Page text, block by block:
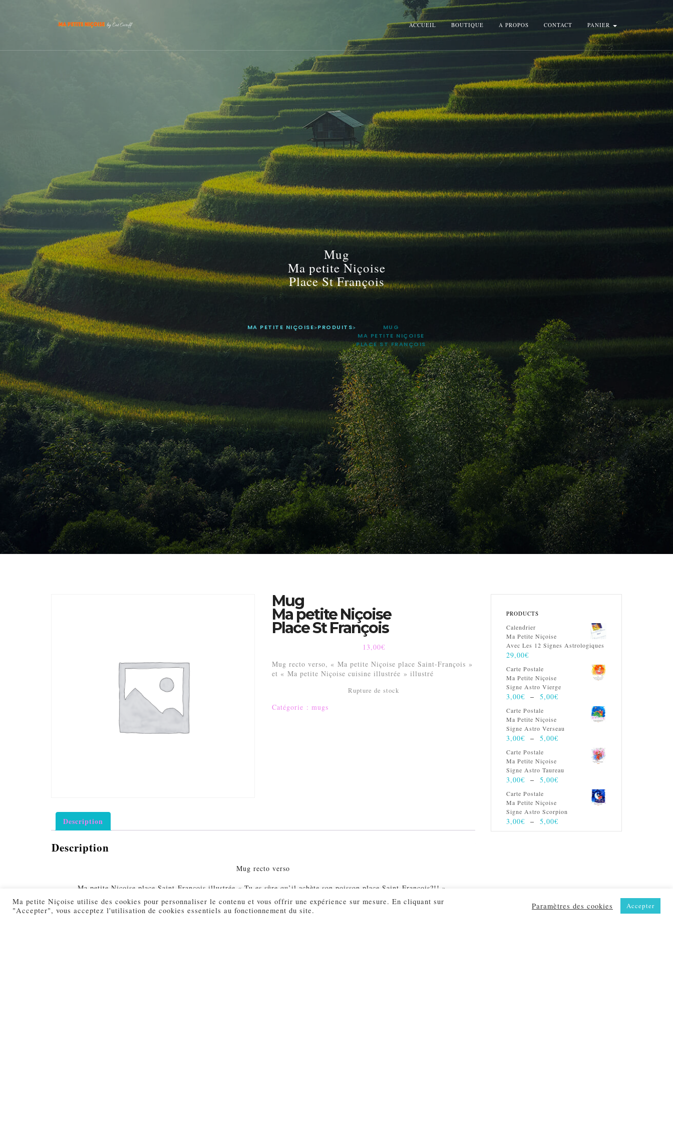
ACCUEIL BOUTIQUE A PROPOS CONTACT PANIER
Mug
Ma petite Niçoise
Place St François
MA PETITE NIÇOISE>PRODUITS>
MUG
MA PETITE NIÇOISE
PLACE ST FRANÇOIS
Mug
Ma petite Niçoise
Place St François
13,00€
Mug recto verso, « Ma petite Niçoise place Saint-François »
et « Ma petite Niçoise cuisine illustrée » illustré
Rupture de stock
Catégorie : mugs
Description
Description
Mug recto verso
Ma petite Niçoise place Saint-François illustrée « Tu es sûre qu’il achète son poisson place Saint-François?!! ».
Ma petite Niçoise cuisine illustrée « Il a voulu me cuisiner… Mais je n’ai pas lâché le morceau !! »
PRODUCTS
Calendrier
Ma Petite Niçoise
Avec Les 12 Signes Astrologiques
29,00€
Carte Postale
Ma Petite Niçoise
Signe Astro Vierge
3,00€ – 5,00€Plage
à
5,00€
Carte Postale
Ma Petite Niçoise
Signe Astro Verseau
3,00€ – 5,00€Plage
à
5,00€
Carte Postale
Ma Petite Niçoise
Signe Astro Taureau
3,00€ – 5,00€Plage
à
5,00€
Carte Postale
Ma Petite Niçoise
Signe Astro Scorpion
3,00€ – 5,00€Plage
de
Ma petite Niçoise utilise des cookies pour personnaliser le contenu et vous offrir une expérience sur mesure. En cliquant sur
"Accepter", vous acceptez l'utilisation de cookies essentiels au fonctionnement du site.
Paramètres des cookies Accepter